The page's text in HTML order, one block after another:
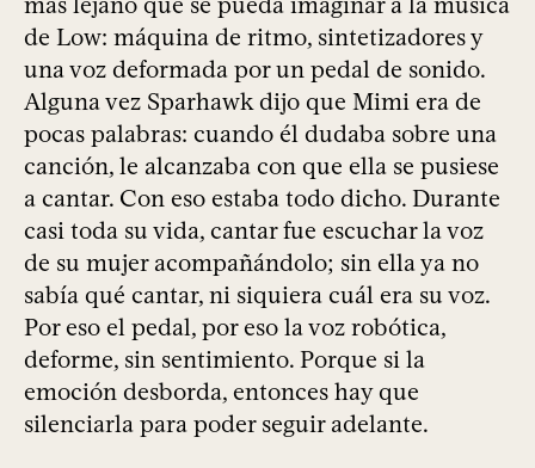
de Low: máquina de ritmo, sintetizadores y
una voz deformada por un pedal de sonido.
Alguna vez Sparhawk dijo que Mimi era de
pocas palabras: cuando él dudaba sobre una
canción, le alcanzaba con que ella se pusiese
a cantar. Con eso estaba todo dicho. Durante
casi toda su vida, cantar fue escuchar la voz
de su mujer acompañándolo; sin ella ya no
sabía qué cantar, ni siquiera cuál era su voz.
Por eso el pedal, por eso la voz robótica,
deforme, sin sentimiento. Porque si la
emoción desborda, entonces hay que
silenciarla para poder seguir adelante.